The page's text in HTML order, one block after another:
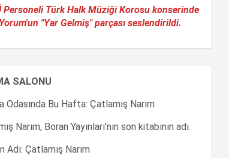
Personeli Türk Halk Müziği Korosu konserinde
"Yar Gelmiş" parçası seslendirildi.
SALONU
Odasında Bu Hafta: Çatlamış Narım
Narım, Boran Yayınları'nın son kitabının adı.
Adı: Çatlamış Narım